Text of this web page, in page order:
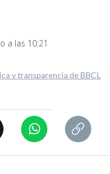
a las 10:21
y transparencia de BBCL